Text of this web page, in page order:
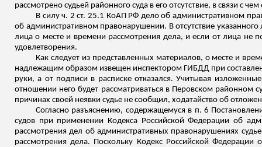
рассмотрено судьей районного суда в его отсутствие, в связи с чем
В силу ч. 2 ст. 25.1 КоАП РФ дело об административном
об административном правонарушении. В отсутствие
лица о месте и времени рассмотрения дела, и если от лица не
удовлетворения.
Как следует из представленных материалов, о месте и
надлежащим образом извещен инспектором ГИБДД при
руки, а от подписи в расписке отказался.Учитывая
отношении него будет рассматриваться в Перовском районном
причинах своей неявки судье не сообщил, ходатайство об
Согласно разъяснению, содержащемуся в п. 6
судов при применении Кодекса Российской Федерации об
рассмотрения дел об административных правонарушениях
рассмотрения дела. Поскольку Кодекс Российской